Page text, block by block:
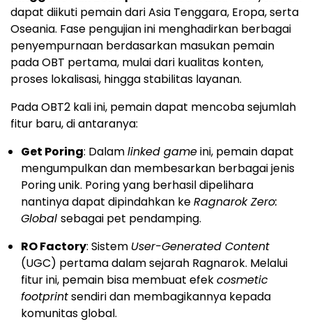
dapat diikuti pemain dari Asia Tenggara, Eropa, serta
Oseania. Fase pengujian ini menghadirkan berbagai
penyempurnaan berdasarkan masukan pemain
pada OBT pertama, mulai dari kualitas konten,
proses lokalisasi, hingga stabilitas layanan.
Pada OBT2 kali ini, pemain dapat mencoba sejumlah
fitur baru, di antaranya:
Get Poring: Dalamlinked gameini, pemain dapat
mengumpulkan dan membesarkan berbagai jenis
Poring unik. Poring yang berhasil dipelihara
nantinya dapat dipindahkan keRagnarok Zero:
Global sebagai pet pendamping.
RO Factory: Sistem User-Generated Content
(UGC) pertama dalam sejarah Ragnarok. Melalui
fitur ini, pemain bisa membuat efekcosmetic
footprintsendiri dan membagikannya kepada
komunitas global.